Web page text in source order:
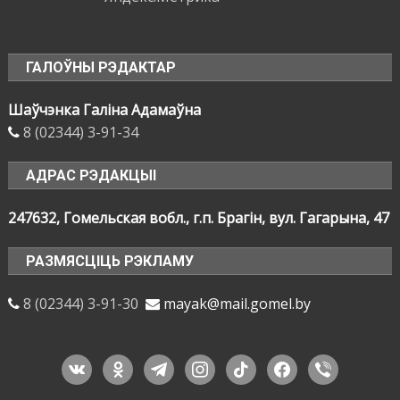
ГАЛОЎНЫ РЭДАКТАР
Шаўчэнка Галіна Адамаўна
8 (02344) 3-91-34
АДРАС РЭДАКЦЫІ
247632, Гомельская вобл., г.п. Брагін, вул. Гагарына, 47
РАЗМЯСЦІЦЬ РЭКЛАМУ
8 (02344) 3-91-30 mayak@mail.gomel.by
vkontakteodnoklassniki
telegraminstagram
tiktok facebook
viber